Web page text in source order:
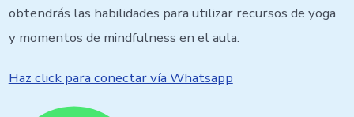
obtendrás las habilidades para utilizar recursos de yoga
y momentos de mindfulness en el aula.
Haz click para conectar vía Whatsapp